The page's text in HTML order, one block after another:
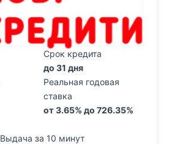
Срок кредита
до 31 дня
Реальная годовая
ставка
от 3.65% до 726.35%
Выдача за 10 минут